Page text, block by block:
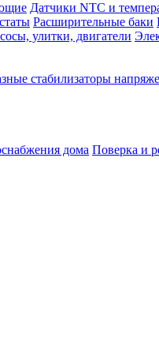
Датчики NTC и
Расширительные баки
улитки, двигатели
стабилизаторы
дома Поверка и